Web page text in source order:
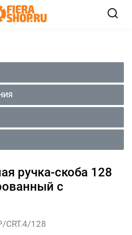
ручка-скоба 128
с
CRT.4/128